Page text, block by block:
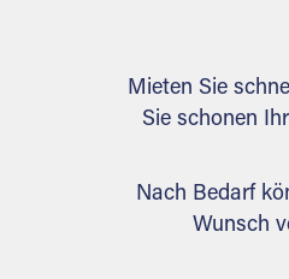
Mieten Sie
Sie schonen
Nach Bedarf
Wunsch